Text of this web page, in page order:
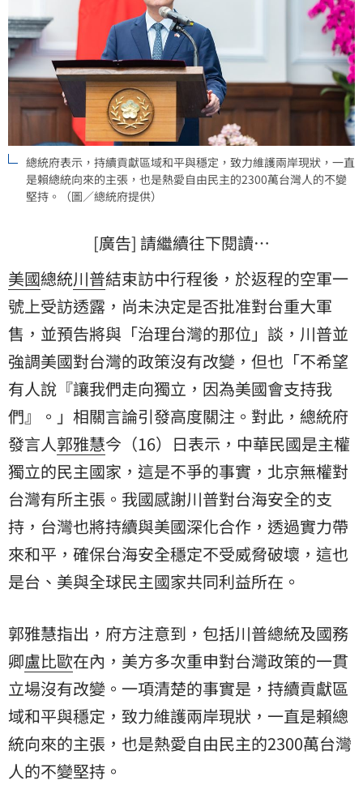
總統府表示，持續貢獻區域和平與穩定，致力維護兩岸現狀，一直
是賴總統向來的主張，也是熱愛自由民主的2300萬台灣人的不變
堅持。（圖／總統府提供）
[廣告] 請繼續往下閱讀…
美國總統川普結束訪中行程後，於返程的空軍一
號上受訪透露，尚未決定是否批准對台重大軍
售，並預告將與「治理台灣的那位」談，川普並
強調美國對台灣的政策沒有改變，但也「不希望
有人說『讓我們走向獨立，因為美國會支持我
們』。」相關言論引發高度關注。對此，總統府
發言人郭雅慧今（16）日表示，中華民國是主權
獨立的民主國家，這是不爭的事實，北京無權對
台灣有所主張。我國感謝川普對台海安全的支
持，台灣也將持續與美國深化合作，透過實力帶
來和平，確保台海安全穩定不受威脅破壞，這也
是台、美與全球民主國家共同利益所在。
郭雅慧指出，府方注意到，包括川普總統及國務
卿盧比歐在內，美方多次重申對台灣政策的一貫
立場沒有改變。一項清楚的事實是，持續貢獻區
域和平與穩定，致力維護兩岸現狀，一直是賴總
統向來的主張，也是熱愛自由民主的2300萬台灣
人的不變堅持。